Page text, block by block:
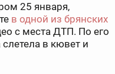
25 января,
в одной из брянских
с места ДТП. По его
в кювет и